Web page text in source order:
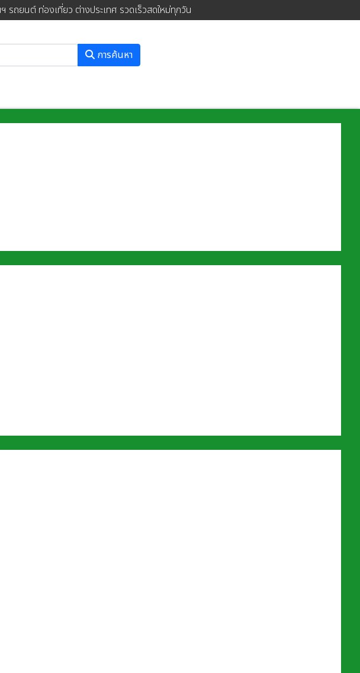
ถยนต์ ท่องเที่ยว ต่างประเทศ รวดเร็วสดใหม่ทุกวัน
การค้นหา